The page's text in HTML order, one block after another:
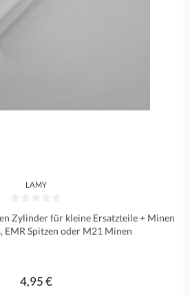
LAMY
Zylinder für kleine Ersatzteile + Minen
EMR Spitzen oder M21 Minen
Regulärer Preis:
4,95 €